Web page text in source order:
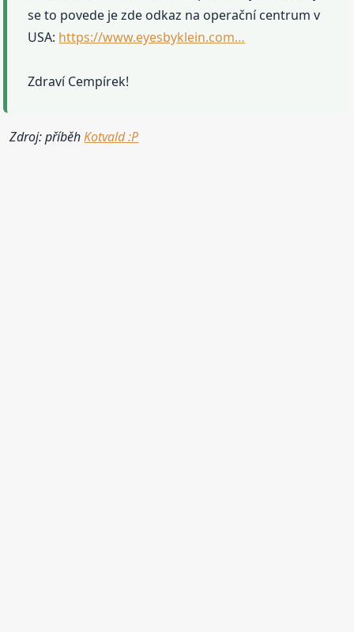
se to povede je zde odkaz na operační centrum v
USA: https://www.eyesbyklein.com…
Zdraví Cempírek!
Zdroj: příběhKotvald :P